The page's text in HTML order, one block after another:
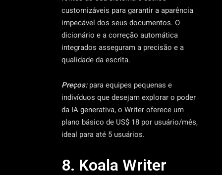
customizáveis para garantir a aparência
impecável dos seus documentos. O
dicionário e a correção automática
integrados asseguram a precisão e a
qualidade da escrita.
Preços:para equipes pequenas e
indivíduos que desejam explorar o poder
da IA generativa, o Writer oferece um
plano básico de US$ 18 por usuário/mês,
ideal para até 5 usuários.
8. Koala Writer